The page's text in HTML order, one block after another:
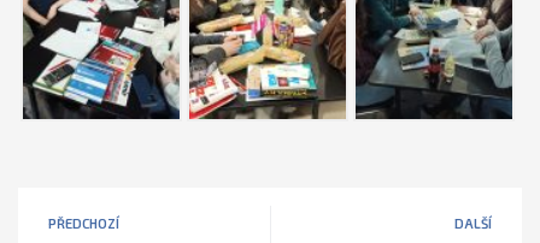
PŘEDCHOZÍ DALŠÍ